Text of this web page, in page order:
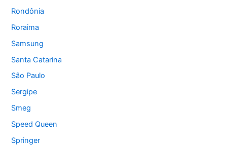
Rondônia
Roraima
Samsung
Santa Catarina
São Paulo
Sergipe
Smeg
Speed Queen
Springer